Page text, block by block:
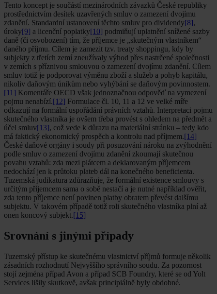
Tento koncept je součástí mezinárodních závazků České republiky
prostřednictvím desítek uzavřených smluv o zamezení dvojímu
zdanění. Standardní ustanovení těchto smluv pro dividendy[8],
úroky[9] a licenční poplatky[10] podmiňují uplatnění snížené sazby
daně (či osvobození) tím, že příjemce je „skutečným vlastníkem“
daného příjmu. Cílem je zamezit tzv. treaty shoppingu, kdy by
subjekty z třetích zemí zneužívaly výhod přes nastrčené společnosti
v zemích s příznivou smlouvou o zamezení dvojímu zdanění. Cílem
smluv totiž je podporovat výměnu zboží a služeb a pohyb kapitálu,
nikoliv daňovým únikům nebo vyhýbání se daňovým povinnostem.
[11] Komentáře OECD však jednoznačnou odpověď na vymezení
pojmu nenabízí.[12] Formulace čl. 10, 11 a 12 ve velké míře
odkazují na formální uspořádání právních vztahů. Interpretaci pojmu
skutečného vlastníka je ovšem třeba provést s ohledem na předmět a
účel smluv[13], což vede k důrazu na materiální stránku – tedy kdo
má faktický ekonomický prospěch a kontrolu nad příjmem.[14]
České daňové orgány i soudy při posuzování nároku na zvýhodnění
podle smluv o zamezení dvojímu zdanění zkoumají skutečnou
povahu vztahů: zda mezi plátcem a deklarovaným příjemcem
nedochází jen k průtoku plateb dál na konečného beneficienta.
Tuzemská judikatura zdůrazňuje, že formální existence smlouvy s
určitým příjemcem sama o sobě nestačí a je nutné například ověřit,
zda tento příjemce není povinen platby obratem převést dalšímu
subjektu. V takovém případě totiž roli skutečného vlastníka plní až
onen koncový subjekt.[15]
Srovnání s jinými případy
Tuzemský přístup ke skutečnému vlastnictví příjmů formuje několik
zásadních rozhodnutí Nejvyššího správního soudu. Za pozornost
stojí zejména případ Avon a případ SCB Foundry, které se od Yolt
Services lišily skutkově, avšak principiálně byly obdobné.